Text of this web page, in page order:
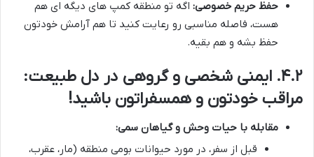
حفظ حریم خصوصی: اگه تو منطقه کمپ های دیگه ای هم
هست، فاصله مناسبی رو رعایت کنید تا هم آرامش خودتون
حفظ بشه و هم بقیه.
۴.۲. ایمنی شخصی و گروهی در دل طبیعت:
مراقب خودتون و همسفراتون باشید!
مقابله با حیات وحش و گیاهان سمی:
قبل از سفر، در مورد حیوانات بومی منطقه (مار، عقرب،